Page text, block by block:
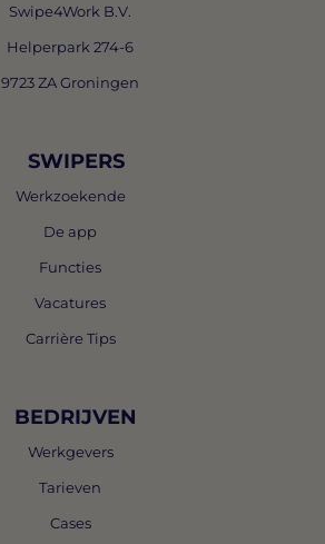
Swipe4Work B.V.
Helperpark 274-6
9723 ZA Groningen
SWIPERS
Werkzoekende
De app
Functies
Vacatures
Carrière Tips
BEDRIJVEN
Werkgevers
Tarieven
Cases